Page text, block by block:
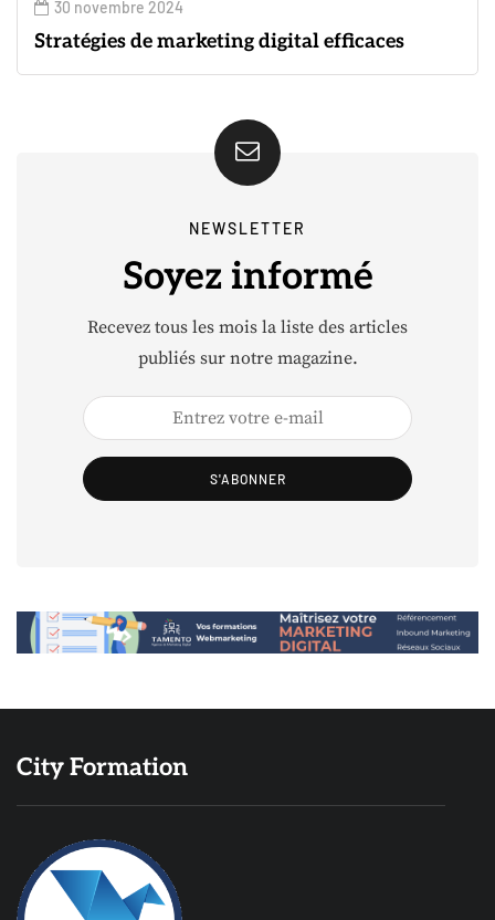
30 novembre 2024
Stratégies de marketing digital efficaces
NEWSLETTER
Soyez informé
Recevez tous les mois la liste des articles
publiés sur notre magazine.
S'ABONNER
City Formation